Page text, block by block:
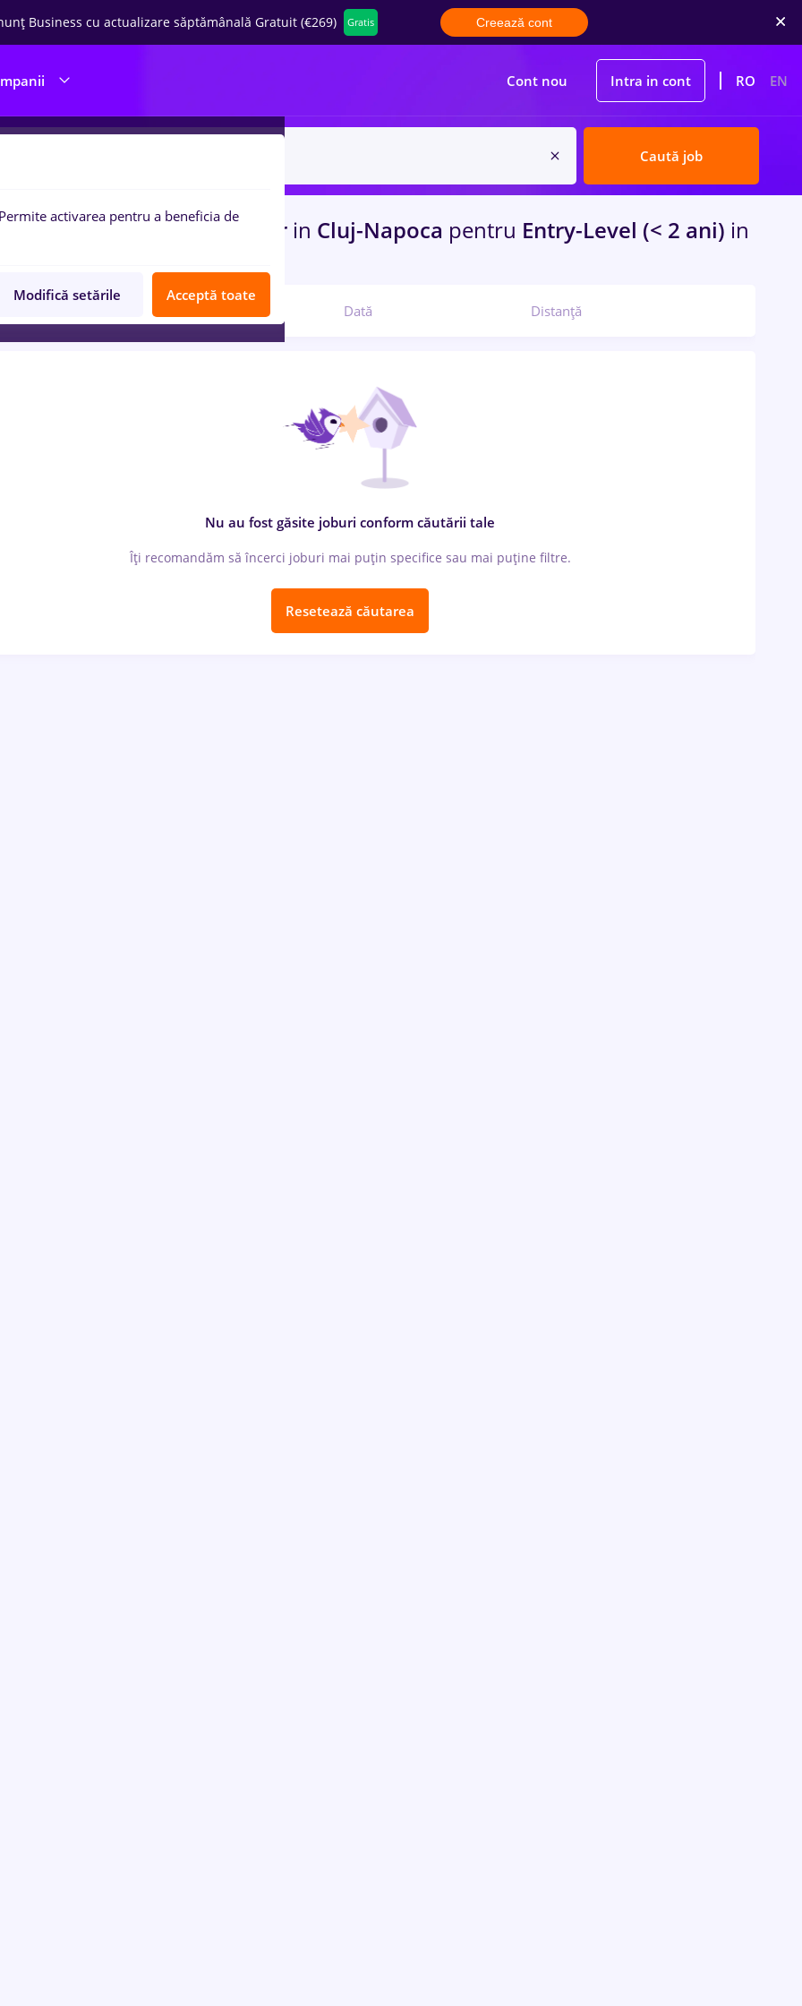
Business cu actualizare săptămânală Gratuit (€269) Gratis Creează cont
Cont nou Intra in cont RO EN
Caută job
de muncacu salarii pizzer in Cluj-Napoca pentru Entry-Level (< 2 ani) in
Relevanță Dată Distanță
Nu au fost găsite joburi conform căutării tale
Îți recomandăm să încerci joburi mai puțin specifice sau mai puține filtre.
Resetează căutarea
Permite activarea pentru a beneficia de
Modifică setările Acceptă toate